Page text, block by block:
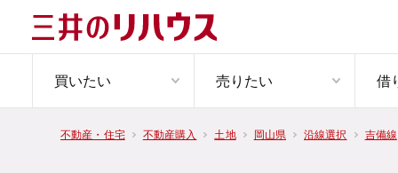
買いたい 売りたい 借
不動産・住宅 不動産購入 土地 岡山県 沿線選択 吉備線